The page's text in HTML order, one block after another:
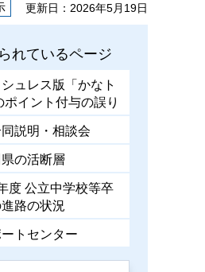
更新日：2026年5月19日
れているページ
ュレス版「かなト
ポイント付与の誤り
説明・相談会
の活断層
度 公立中学校等卒
路の状況
トセンター